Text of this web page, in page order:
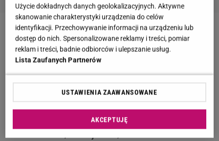
Zobacz wideo Ewa Farna odniosła się do
wypowiedzi swojej mamy, że musi schudnąć
Ewa Farna oburzona zachowaniem czeskiego
premiera. Przyszedł na jej koncert. "Czuję się
wykorzystana"
Użycie dokładnych danych geolokalizacyjnych. Aktywne
skanowanie charakterystyki urządzenia do celów
identyfikacji. Przechowywanie informacji na urządzeniu lub
dostęp do nich. Spersonalizowane reklamy i treści, pomiar
reklam i treści, badnie odbiorców i ulepszanie usług.
Lista Zaufanych Partnerów
USTAWIENIA ZAAWANSOWANE
AKCEPTUJĘ